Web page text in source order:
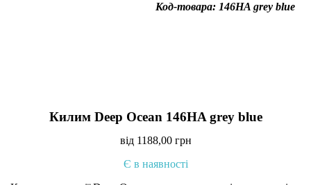
Код-товара: 146HA grey blue
Килим Deep Ocean 146HA grey blue
від 1188,00 грн
Є в наявності